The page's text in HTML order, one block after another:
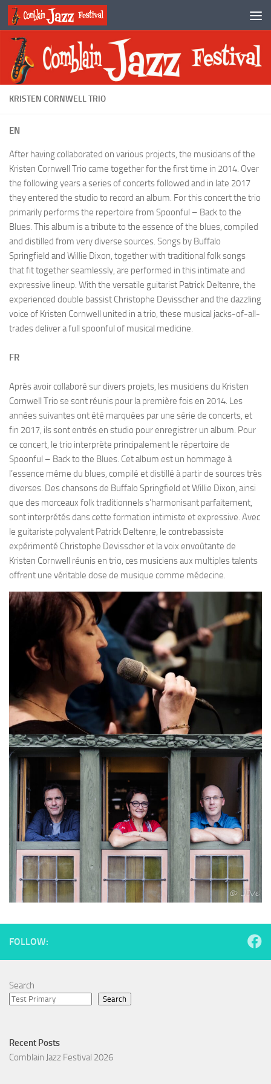
Skip to content
KRISTEN CORNWELL TRIO
EN
After having collaborated on various projects, the musicians of the
Kristen Cornwell Trio came together for the first time in 2014. Over
the following years a series of concerts followed and in late 2017
they entered the studio to record an album. For this concert the trio
primarily performs the repertoire from Spoonful – Back to the
Blues. This album is a tribute to the essence of the blues, compiled
and distilled from very diverse sources. Songs by Buffalo
Springfield and Willie Dixon, together with traditional folk songs
that fit together seamlessly, are performed in this intimate and
expressive lineup. With the versatile guitarist Patrick Deltenre, the
experienced double bassist Christophe Devisscher and the dazzling
voice of Kristen Cornwell united in a trio, these musical jacks-of-all-
trades deliver a full spoonful of musical medicine.
FR
Après avoir collaboré sur divers projets, les musiciens du Kristen
Cornwell Trio se sont réunis pour la première fois en 2014. Les
années suivantes ont été marquées par une série de concerts, et
fin 2017, ils sont entrés en studio pour enregistrer un album. Pour
ce concert, le trio interprète principalement le répertoire de
Spoonful – Back to the Blues. Cet album est un hommage à
l’essence même du blues, compilé et distillé à partir de sources très
diverses. Des chansons de Buffalo Springfield et Willie Dixon, ainsi
que des morceaux folk traditionnels s’harmonisant parfaitement,
sont interprétés dans cette formation intimiste et expressive. Avec
le guitariste polyvalent Patrick Deltenre, le contrebassiste
expérimenté Christophe Devisscher et la voix envoûtante de
Kristen Cornwell réunis en trio, ces musiciens aux multiples talents
offrent une véritable dose de musique comme médecine.
FOLLOW:
Search
Search
Recent Posts
Comblain Jazz Festival 2026